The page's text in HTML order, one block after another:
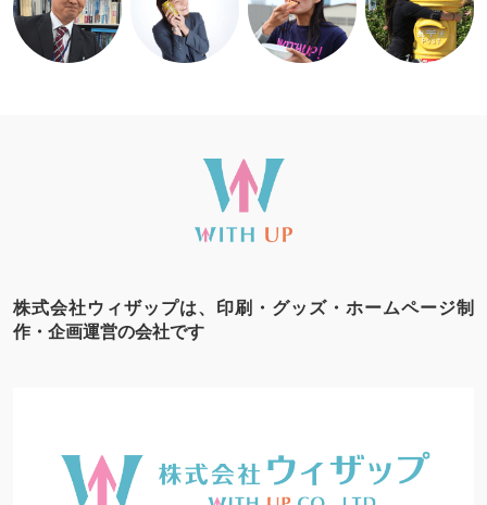
株式会社ウィザップは、印刷・グッズ・ホームページ制
作・企画運営の会社です